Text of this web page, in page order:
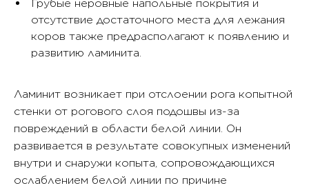
Грубые неровные напольные покрытия и
отсутствие достаточного места для лежания
коров также предрасполагают к появлению и
развитию ламинита.
Ламинит возникает при отслоении рога копытной
стенки от рогового слоя подошвы из-за
повреждений в области белой линии. Он
развивается в результате совокупных изменений
внутри и снаружи копыта, сопровождающихся
ослаблением белой линии по причине